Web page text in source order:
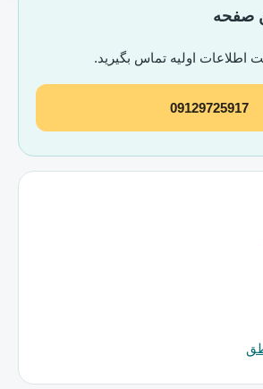
صفحه
اطلاعات اولیه تماس بگیرید.
09129725917